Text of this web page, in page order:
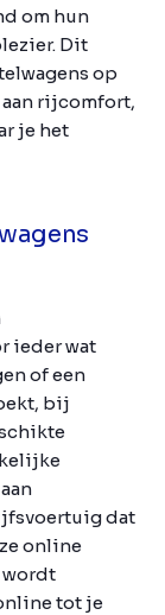
om hun
Dit
op
rijcomfort,
je het
ieder wat
of een
bij
dat
online
wordt
tot je